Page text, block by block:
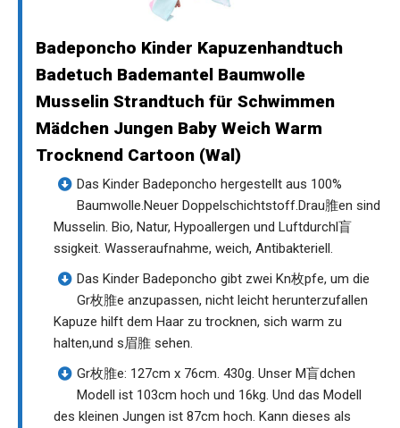
Badeponcho Kinder Kapuzenhandtuch
Badetuch Bademantel Baumwolle
Musselin Strandtuch für Schwimmen
Mädchen Jungen Baby Weich Warm
Trocknend Cartoon (Wal)
Das Kinder Badeponcho hergestellt aus 100%
Baumwolle.Neuer Doppelschichtstoff.Drau脽en sind
Musselin. Bio, Natur, Hypoallergen und Luftdurchl盲
ssigkeit. Wasseraufnahme, weich, Antibakteriell.
Das Kinder Badeponcho gibt zwei Kn枚pfe, um die
Gr枚脽e anzupassen, nicht leicht herunterzufallen
Kapuze hilft dem Haar zu trocknen, sich warm zu
halten,und s眉脽 sehen.
Gr枚脽e: 127cm x 76cm. 430g. Unser M盲dchen
Modell ist 103cm hoch und 16kg. Und das Modell
des kleinen Jungen ist 87cm hoch. Kann dieses als